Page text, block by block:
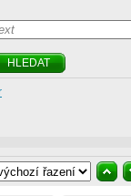
HLEDAT